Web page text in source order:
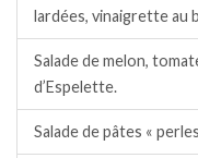
lardées, vinaigrette au
Salade de melon,
d’Espelette.
Salade de pâtes «